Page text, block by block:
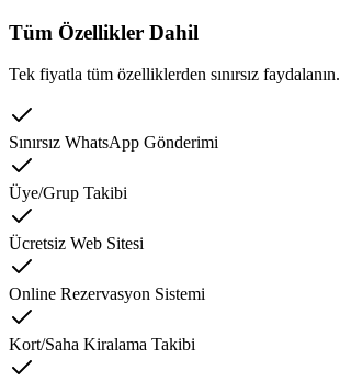
Tüm Özellikler Dahil
Tek fiyatla tüm özelliklerden sınırsız faydalanın.
Sınırsız WhatsApp Gönderimi
Üye/Grup Takibi
Ücretsiz Web Sitesi
Online Rezervasyon Sistemi
Kort/Saha Kiralama Takibi